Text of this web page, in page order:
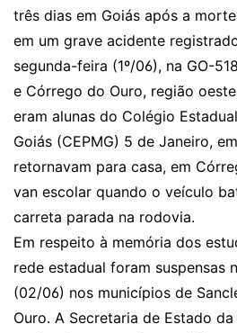
três dias em Goiás após a
em um grave acidente
segunda-feira (1º/06), na GO-
e Córrego do Ouro, região
eram alunas do Colégio
Goiás (CEPMG) 5 de Janeiro,
retornavam para casa, em
van escolar quando o veículo
carreta parada na rodovia.
Em respeito à memória dos
rede estadual foram suspensas
(02/06) nos municípios de
Ouro. A Secretaria de Estado